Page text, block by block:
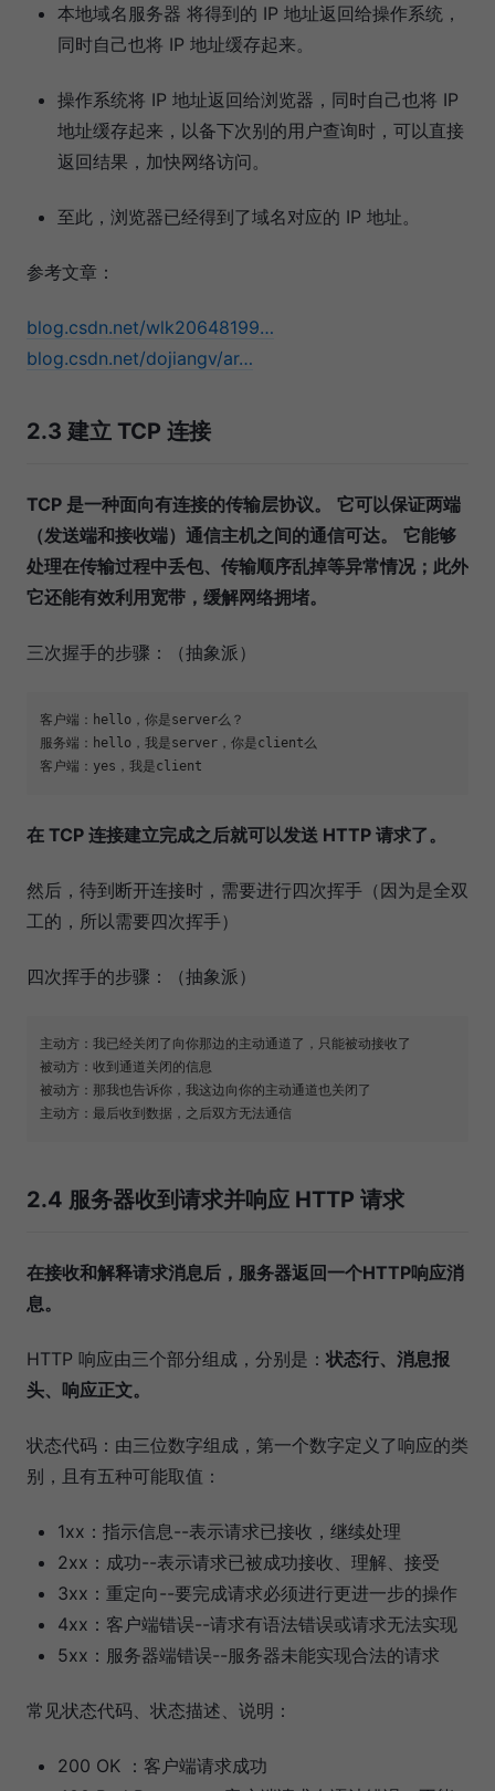
本地域名服务器 将得到的 IP 地址返回给操作系统，
同时自己也将 IP 地址缓存起来。
操作系统将 IP 地址返回给浏览器，同时自己也将 IP
地址缓存起来，以备下次别的用户查询时，可以直接
返回结果，加快网络访问。
至此，浏览器已经得到了域名对应的 IP 地址。
参考文章：
blog.csdn.net/wlk20648199…
blog.csdn.net/dojiangv/ar…
2.3 建立 TCP 连接
TCP 是一种面向有连接的传输层协议。
它可以保证两端
（发送端和接收端）通信主机之间的通信可达。
它能够
处理在传输过程中丢包、传输顺序乱掉等异常情况；此外
它还能有效利用宽带，缓解网络拥堵。
三次握手的步骤：（抽象派）
客户端：hello，你是server么？
服务端：hello，我是server，你是client么
在 TCP 连接建立完成之后就可以发送 HTTP 请求了。
然后，待到断开连接时，需要进行四次挥手（因为是全双
工的，所以需要四次挥手）
四次挥手的步骤：（抽象派）
主动方：我已经关闭了向你那边的主动通道了，只能被动接收了
被动方：收到通道关闭的信息
被动方：那我也告诉你，我这边向你的主动通道也关闭了
2.4 服务器收到请求并响应 HTTP 请求
在接收和解释请求消息后，服务器返回一个HTTP响应消
息。
HTTP 响应由三个部分组成，分别是： 状态行、消息报
头、响应正文。
状态代码：由三位数字组成，第一个数字定义了响应的类
别，且有五种可能取值：
1xx：指示信息--表示请求已接收，继续处理
2xx：成功--表示请求已被成功接收、理解、接受
3xx：重定向--要完成请求必须进行更进一步的操作
4xx：客户端错误--请求有语法错误或请求无法实现
5xx：服务器端错误--服务器未能实现合法的请求
常见状态代码、状态描述、说明：
200 OK ：客户端请求成功